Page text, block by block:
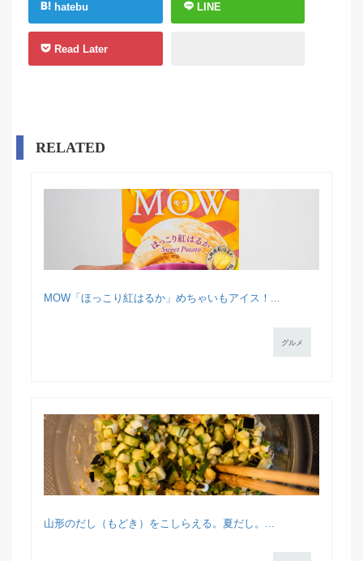
hatebu LINE
Read Later
RELATED
MOW「ほっこり紅はるか」めちゃいもアイス！...
グルメ
山形のだし（もどき）をこしらえる。夏だし。...